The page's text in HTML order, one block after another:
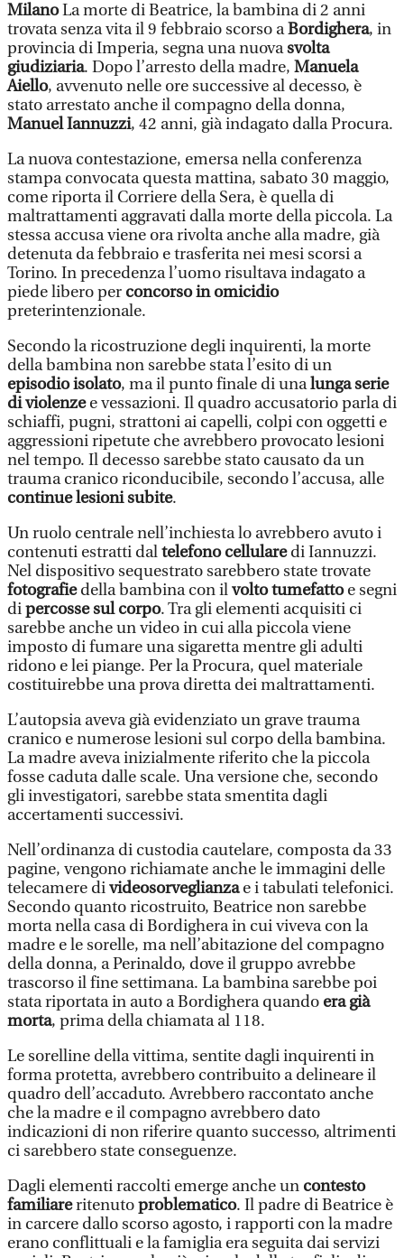
MilanoLa morte di Beatrice, la bambina di 2 anni
trovata senza vita il 9 febbraio scorso aBordighera, in
provincia di Imperia, segna una nuovasvolta
giudiziaria. Dopo l’arresto della madre, Manuela
Aiello, avvenuto nelle ore successive al decesso, è
stato arrestato anche il compagno della donna,
Manuel Iannuzzi, 42 anni, già indagato dalla Procura.
La nuova contestazione, emersa nella conferenza
stampa convocata questa mattina, sabato 30 maggio,
come riporta il Corriere della Sera, è quella di
maltrattamenti aggravati dalla morte della piccola. La
stessa accusa viene ora rivolta anche alla madre, già
detenuta da febbraio e trasferita nei mesi scorsi a
Torino. In precedenza l’uomo risultava indagato a
piede libero per concorso in omicidio
preterintenzionale.
Secondo la ricostruzione degli inquirenti, la morte
della bambina non sarebbe stata l’esito di un
episodio isolato, ma il punto finale di unalunga serie
di violenzee vessazioni. Il quadro accusatorio parla di
schiaffi, pugni, strattoni ai capelli, colpi con oggetti e
aggressioni ripetute che avrebbero provocato lesioni
nel tempo. Il decesso sarebbe stato causato da un
trauma cranico riconducibile, secondo l’accusa, alle
continue lesioni subite.
Un ruolo centrale nell’inchiesta lo avrebbero avuto i
contenuti estratti daltelefono cellularedi Iannuzzi.
Nel dispositivo sequestrato sarebbero state trovate
fotografiedella bambina con ilvolto tumefattoe segni
dipercosse sul corpo. Tra gli elementi acquisiti ci
sarebbe anche un video in cui alla piccola viene
imposto di fumare una sigaretta mentre gli adulti
ridono e lei piange. Per la Procura, quel materiale
costituirebbe una prova diretta dei maltrattamenti.
L’autopsia aveva già evidenziato un grave trauma
cranico e numerose lesioni sul corpo della bambina.
La madre aveva inizialmente riferito che la piccola
fosse caduta dalle scale. Una versione che, secondo
gli investigatori, sarebbe stata smentita dagli
accertamenti successivi.
Nell’ordinanza di custodia cautelare, composta da 33
pagine, vengono richiamate anche le immagini delle
telecamere divideosorveglianzae i tabulati telefonici.
Secondo quanto ricostruito, Beatrice non sarebbe
morta nella casa di Bordighera in cui viveva con la
madre e le sorelle, ma nell’abitazione del compagno
della donna, a Perinaldo, dove il gruppo avrebbe
trascorso il fine settimana. La bambina sarebbe poi
stata riportata in auto a Bordighera quando era già
morta, prima della chiamata al 118.
Le sorelline della vittima, sentite dagli inquirenti in
forma protetta, avrebbero contribuito a delineare il
quadro dell’accaduto. Avrebbero raccontato anche
che la madre e il compagno avrebbero dato
indicazioni di non riferire quanto successo, altrimenti
ci sarebbero state conseguenze.
Dagli elementi raccolti emerge anche un contesto
familiareritenutoproblematico. Il padre di Beatrice è
in carcere dallo scorso agosto, i rapporti con la madre
erano conflittuali e la famiglia era seguita dai servizi